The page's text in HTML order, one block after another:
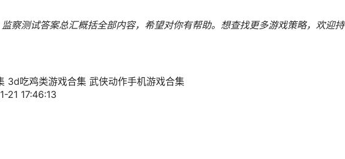
察测试答案总汇概括全部内容，希望对你有帮助。 想查找更多游戏策略，欢迎持
3d吃鸡类游戏合集 武侠动作手机游戏合集
21 17:46:13